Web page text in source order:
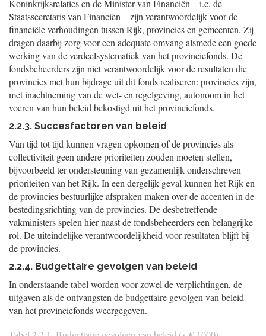
Koninkrijksrelaties en de Minister van Financiën – i.c. de
Staatssecretaris van Financiën – zijn verantwoordelijk voor de
financiële verhoudingen tussen Rijk, provincies en gemeenten. Zij
dragen daarbij zorg voor een adequate omvang alsmede een goede
werking van de verdeelsystematiek van het provinciefonds. De
fondsbeheerders zijn niet verantwoordelijk voor de resultaten die
provincies met hun bijdrage uit dit fonds realiseren: provincies zijn,
met inachtneming van de wet- en regelgeving, autonoom in het
voeren van hun beleid bekostigd uit het provinciefonds.
2.2.3. Succesfactoren van beleid
Van tijd tot tijd kunnen vragen opkomen of de provincies als
collectiviteit geen andere prioriteiten zouden moeten stellen,
bijvoorbeeld ter ondersteuning van gezamenlijk onderschreven
prioriteiten van het Rijk. In een dergelijk geval kunnen het Rijk en
de provincies bestuurlijke afspraken maken over de accenten in de
bestedingsrichting van de provincies. De desbetreffende
vakministers spelen hier naast de fondsbeheerders een belangrijke
rol. De uiteindelijke verantwoordelijkheid voor resultaten blijft bij
de provincies.
2.2.4. Budgettaire gevolgen van beleid
In onderstaande tabel worden voor zowel de verplichtingen, de
uitgaven als de ontvangsten de budgettaire gevolgen van beleid
van het provinciefonds weergegeven.